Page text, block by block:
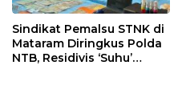
Sindikat Pemalsu STNK di
Mataram Diringkus Polda
NTB, Residivis ‘Suhu’